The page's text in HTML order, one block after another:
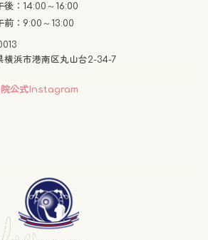
：14:00～16:00
：9:00～13:00
横浜市港南区丸山台2-34-7
院公式Instagram